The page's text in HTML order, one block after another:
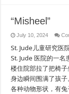
“Misheel”
July 10, 2024
St. Jude儿童研究医
St. Jude 医院的一
楼住院部拉了把椅
身边瞬间围满了孩
各种动物形状，有